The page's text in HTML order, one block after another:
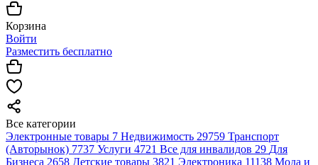
Корзина
Войти
Разместить бесплатно
Все категории
Электронные товары 7 Недвижимость 29759 Транспорт
(Авторынок) 7737 Услуги 4721 Все для инвалидов 29 Для
Бизнеса 2658 Детские товары 3821 Электроника 11138 Мода и